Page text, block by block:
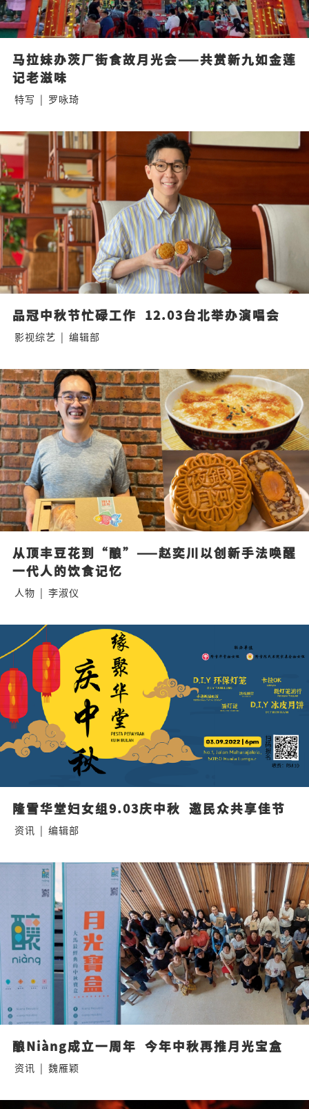
马拉妹办茨厂街食故月光会——共赏新九如金莲
记老滋味
特写 | 罗咏琦
品冠中秋节忙碌工作  12.03台北举办演唱会
影视综艺 | 编辑部
从顶丰豆花到“酿”——赵奕川以创新手法唤醒
一代人的饮食记忆
人物 | 李淑仪
隆雪华堂妇女组9.03庆中秋  邀民众共享佳节
资讯 | 编辑部
酿Niàng成立一周年  今年中秋再推月光宝盒
资讯 | 魏雁颖